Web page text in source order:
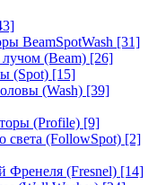
BeamSpotWash [31]
(Beam) [26]
(Spot) [15]
(Wash) [39]
(Profile) [9]
света (FollowSpot) [2]
Френеля (Fresnel) [14]